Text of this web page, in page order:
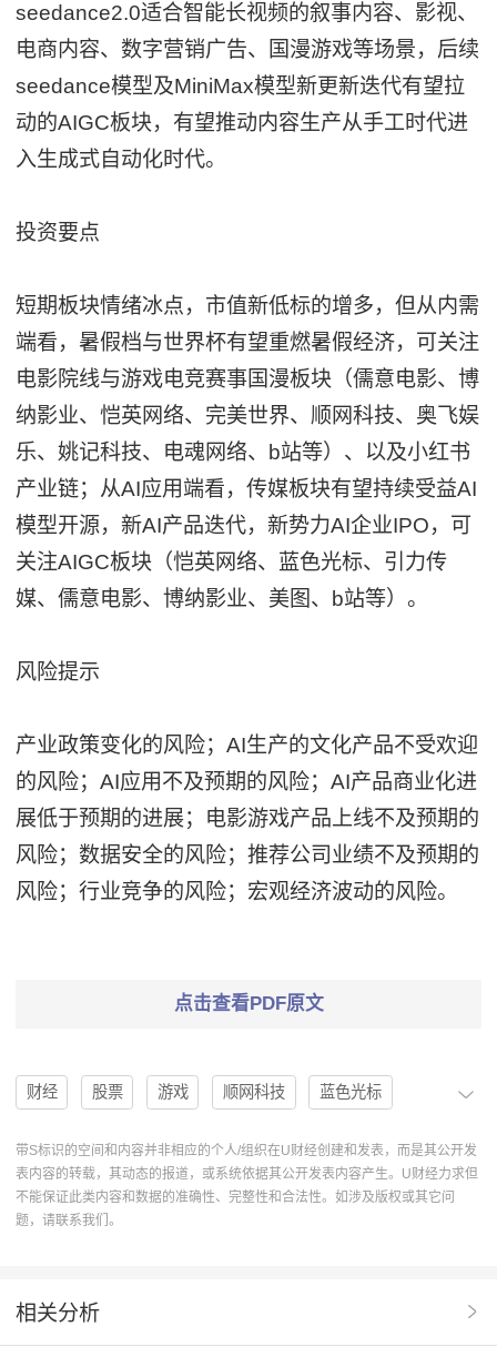
seedance2.0适合智能长视频的叙事内容、影视、
电商内容、数字营销广告、国漫游戏等场景，后续
seedance模型及MiniMax模型新更新迭代有望拉
动的AIGC板块，有望推动内容生产从手工时代进
入生成式自动化时代。
投资要点
短期板块情绪冰点，市值新低标的增多，但从内需
端看，暑假档与世界杯有望重燃暑假经济，可关注
电影院线与游戏电竞赛事国漫板块（儒意电影、博
纳影业、恺英网络、完美世界、顺网科技、奥飞娱
乐、姚记科技、电魂网络、b站等）、以及小红书
产业链；从AI应用端看，传媒板块有望持续受益AI
模型开源，新AI产品迭代，新势力AI企业IPO，可
关注AIGC板块（恺英网络、蓝色光标、引力传
媒、儒意电影、博纳影业、美图、b站等）。
风险提示
产业政策变化的风险；AI生产的文化产品不受欢迎
的风险；AI应用不及预期的风险；AI产品商业化进
展低于预期的进展；电影游戏产品上线不及预期的
风险；数据安全的风险；推荐公司业绩不及预期的
风险；行业竞争的风险；宏观经济波动的风险。
点击查看PDF原文
财经 股票 游戏 顺网科技 蓝色光标
博纳影业 完美世界 增持评级 电商 世界杯
估值 战略合作 数字营销 奥飞娱乐 数据安全
带S标识的空间和内容并非相应的个人/组织在U财经创建和发表，而是其公开发
表内容的转载，其动态的报道，或系统依据其公开发表内容产生。U财经力求但
不能保证此类内容和数据的准确性、完整性和合法性。如涉及版权或其它问
题，请联系我们。
相关分析